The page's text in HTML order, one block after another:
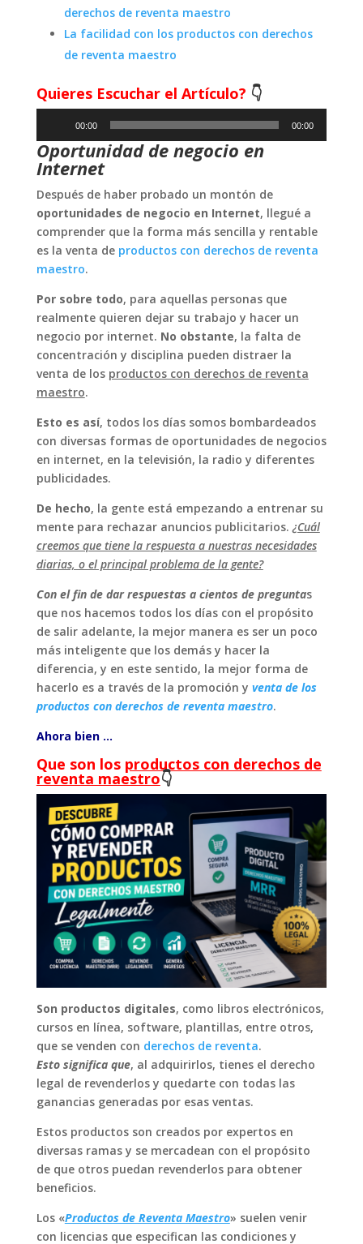
derechos de reventa maestro
La facilidad con los productos con derechos
de reventa maestro
Quieres Escuchar el Artículo? 👇
audio
00:00 00:00
Oportunidad de negocio en
Internet
Después de haber probado un montón de
oportunidades de negocio en Internet, llegué a
comprender que la forma más sencilla y rentable
es la venta de productos con derechos de reventa
maestro.
Por sobre todo, para aquellas personas que
realmente quieren dejar su trabajo y hacer un
negocio por internet. No obstante, la falta de
concentración y disciplina pueden distraer la
venta de los productos con derechos de reventa
maestro.
Esto es así, todos los días somos bombardeados
con diversas formas de oportunidades de negocios
en internet, en la televisión, la radio y diferentes
publicidades.
De hecho, la gente está empezando a entrenar su
mente para rechazar anuncios publicitarios. ¿Cuál
creemos que tiene la respuesta a nuestras necesidades
diarias, o el principal problema de la gente?
Con el fin de dar respuestas a cientos de preguntas
que nos hacemos todos los días con el propósito
de salir adelante, la mejor manera es ser un poco
más inteligente que los demás y hacer la
diferencia, y en este sentido, la mejor forma de
hacerlo es a través de la promoción y venta de los
productos con derechos de reventa maestro.
Ahora bien …
Que son los productos con derechos de
reventa maestro👇
Son productos digitales, como libros electrónicos,
cursos en línea, software, plantillas, entre otros,
que se venden con derechos de reventa.
Esto significa que, al adquirirlos, tienes el derecho
legal de revenderlos y quedarte con todas las
ganancias generadas por esas ventas.
Estos productos son creados por expertos en
diversas ramas y se mercadean con el propósito
de que otros puedan revenderlos para obtener
beneficios.
Los «Productos de Reventa Maestro» suelen venir
con licencias que especifican las condiciones y